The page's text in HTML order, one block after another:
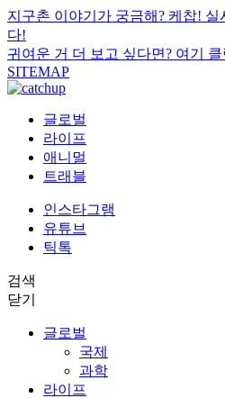
지구촌 이야기가 궁금해? 케찹! 실
다!
귀여운 거 더 보고 싶다면? 여기 클
SITEMAP
글로벌
라이프
애니멀
트래블
인스타그램
유튜브
틱톡
검색
닫기
글로벌
국제
과학
라이프